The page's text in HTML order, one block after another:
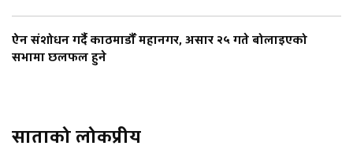
ऐन संशोधन गर्दै काठमाडौँ महानगर, असार २५ गते बोलाइएको
सभामा छलफल हुने
साताको लोकप्रीय